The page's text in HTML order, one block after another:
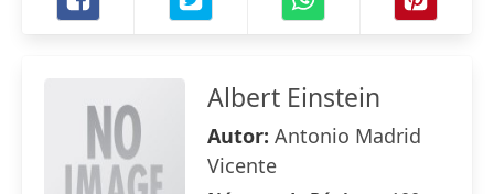
Albert Einstein
Autor: Antonio Madrid
Vicente